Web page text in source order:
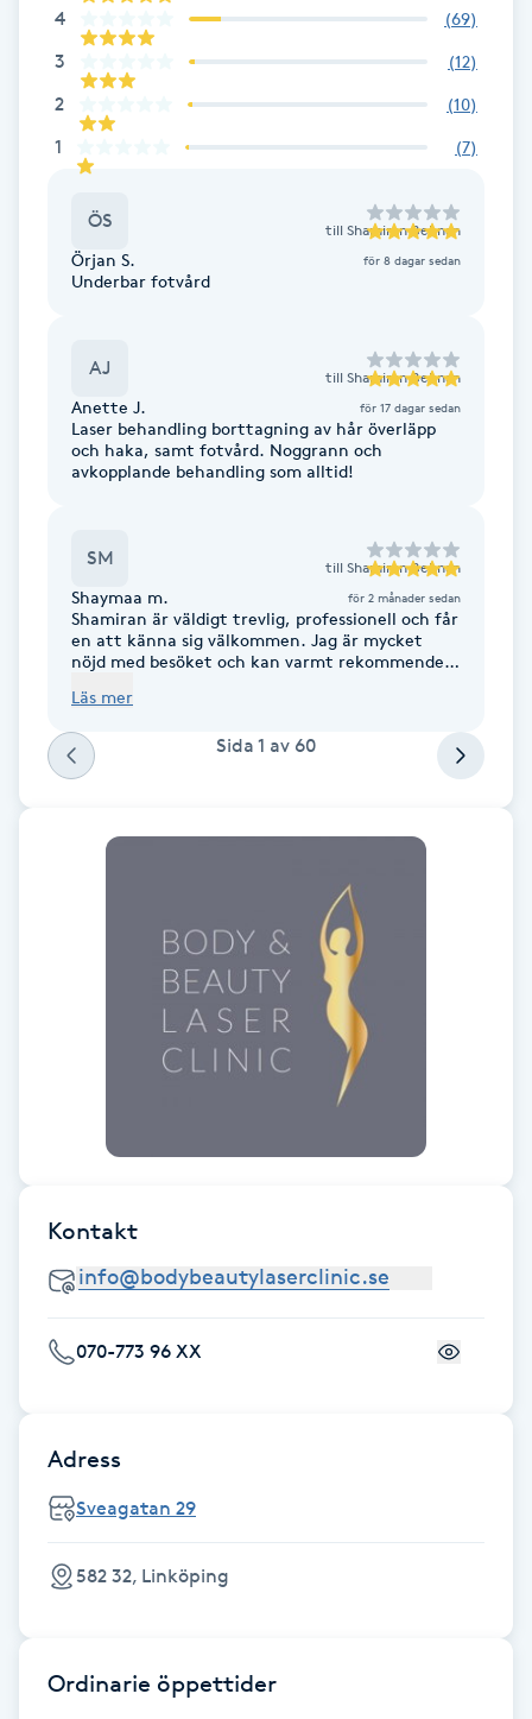
Fransk manikyr
Fransrengöring
Frekvensterapi
Friskvård
Friskvårdsmassage
Funktionsanalys
Gel naglar
Gellack
Gellack med förstärkning
Headspa
Healing
Herrklippning
Hollywood Peel
Hot yoga
4 (69)
3 (12)
2 (10)
1 (7)
ÖS till Shamiran Behnan
Örjan S. för 8 dagar sedan
Underbar fotvård
AJ till Shamiran Behnan
Anette J. för 17 dagar sedan
Laser behandling borttagning av hår överläpp
och haka, samt fotvård. Noggrann och
avkopplande behandling som alltid!
SM till Shamiran Behnan
Shaymaa m. för 2 månader sedan
Shamiran är väldigt trevlig, professionell och får
en att känna sig välkommen. Jag är mycket
nöjd med besöket och kan varmt rekommendera
Läs mer
Sida 1 av 60
Kontakt
070-773 96 XX
Adress
Sveagatan 29
582 32, Linköping
Ordinarie öppettider